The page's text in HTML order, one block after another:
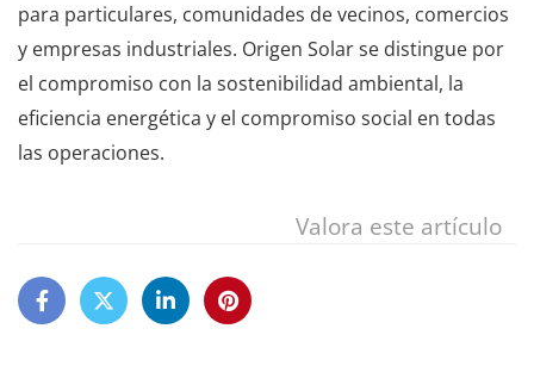
para particulares, comunidades de vecinos, comercios
y empresas industriales. Origen Solar se distingue por
el compromiso con la sostenibilidad ambiental, la
eficiencia energética y el compromiso social en todas
las operaciones.
Valora este artículo